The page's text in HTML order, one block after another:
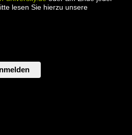
lesen Sie hierzu unsere